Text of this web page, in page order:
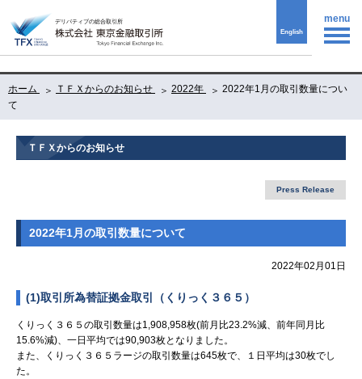
English
ホーム ＴＦＸからのお知らせ 2022年
2022年1月の取引数量につい
て
ＴＦＸからのお知らせ
Press Release
2022年1月の取引数量について
2022年02月01日
(1)取引所為替証拠金取引（くりっく３６５）
くりっく３６５の取引数量は1,908,958枚(前月比23.2%減、前年同月比
15.6%減)、一日平均では90,903枚となりました。
また、くりっく３６５ラージの取引数量は645枚で、１日平均は30枚でし
た。
menu